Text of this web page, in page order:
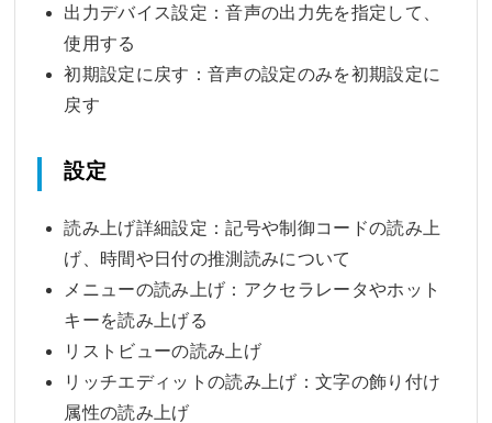
出力デバイス設定：音声の出力先を指定して、
使用する
初期設定に戻す：音声の設定のみを初期設定に
戻す
設定
読み上げ詳細設定：記号や制御コードの読み上
げ、時間や日付の推測読みについて
メニューの読み上げ：アクセラレータやホット
キーを読み上げる
リストビューの読み上げ
リッチエディットの読み上げ：文字の飾り付け
属性の読み上げ